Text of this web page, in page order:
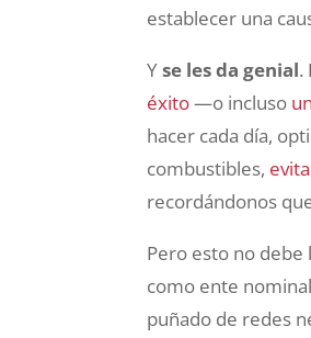
establecer una
Yse les da genial.
éxito—o incluso
hacer cada día,
combustibles,
recordándonos
Pero esto no debe
como ente
puñado de redes